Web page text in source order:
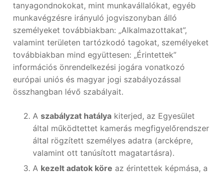
tanyagondnokokat, mint munkavállalókat, egyéb
munkavégzésre irányuló jogviszonyban álló
személyeket továbbiakban: „Alkalmazottakat”,
valamint területen tartózkodó tagokat, személyeket
továbbiakban mind együttesen: „Érintettek”
információs önrendelkezési jogára vonatkozó
európai uniós és magyar jogi szabályozással
összhangban lévő szabályait.
A szabályzat hatálya kiterjed, az Egyesület
által működtettet kamerás megfigyelőrendszer
által rögzített személyes adatra (arcképre,
valamint ott tanúsított magatartásra).
A kezelt adatok köre az érintettek képmása, a